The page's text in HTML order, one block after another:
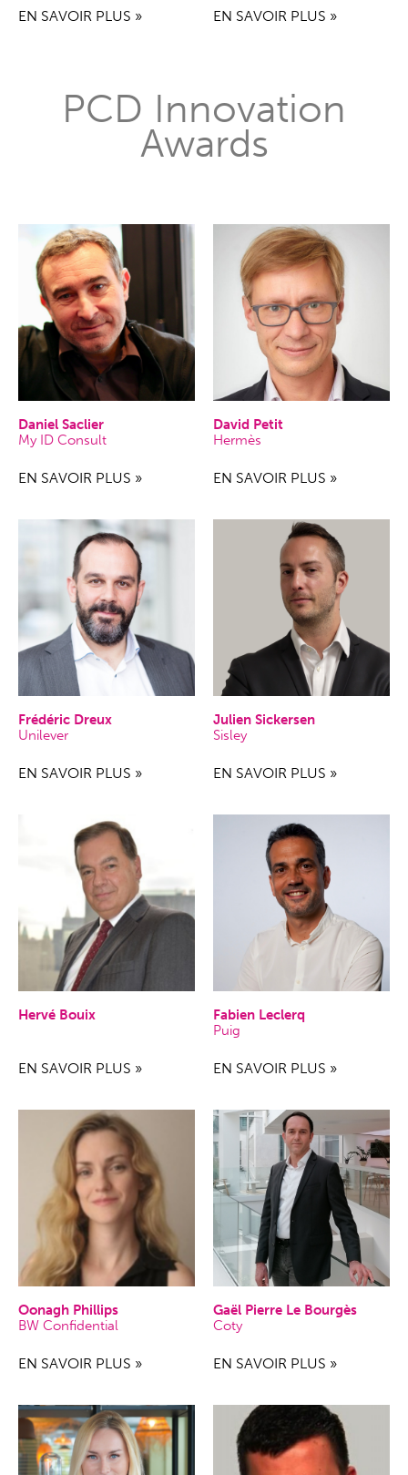
EN SAVOIR PLUS » EN SAVOIR PLUS »
PCD Innovation
Awards
Daniel Saclier
My ID Consult
EN SAVOIR PLUS »
David Petit
Hermès
EN SAVOIR PLUS »
Frédéric Dreux
Unilever
EN SAVOIR PLUS »
Julien Sickersen
Sisley
EN SAVOIR PLUS »
Hervé Bouix
EN SAVOIR PLUS »
Fabien Leclerq
Puig
EN SAVOIR PLUS »
Oonagh Phillips
BW Confidential
EN SAVOIR PLUS »
Gaël Pierre Le Bourgès
Coty
EN SAVOIR PLUS »